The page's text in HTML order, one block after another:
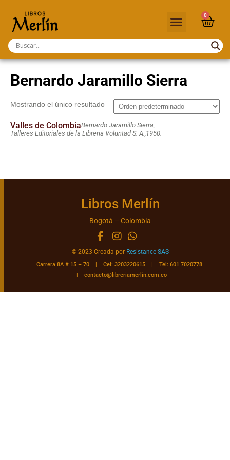
0
Bernardo Jaramillo Sierra
Mostrando el único resultado
Valles de ColombiaBernardo Jaramillo Sierra,
Talleres Editoriales de la Libreria Voluntad S. A., 1950.
Libros Merlín
Bogotá – Colombia
© 2023 Creada por Resistance SAS
Carrera 8A # 15 – 70 | Cel: 3203220615 | Tel: 601 7020778
|contacto@libreriamerlin.com.co